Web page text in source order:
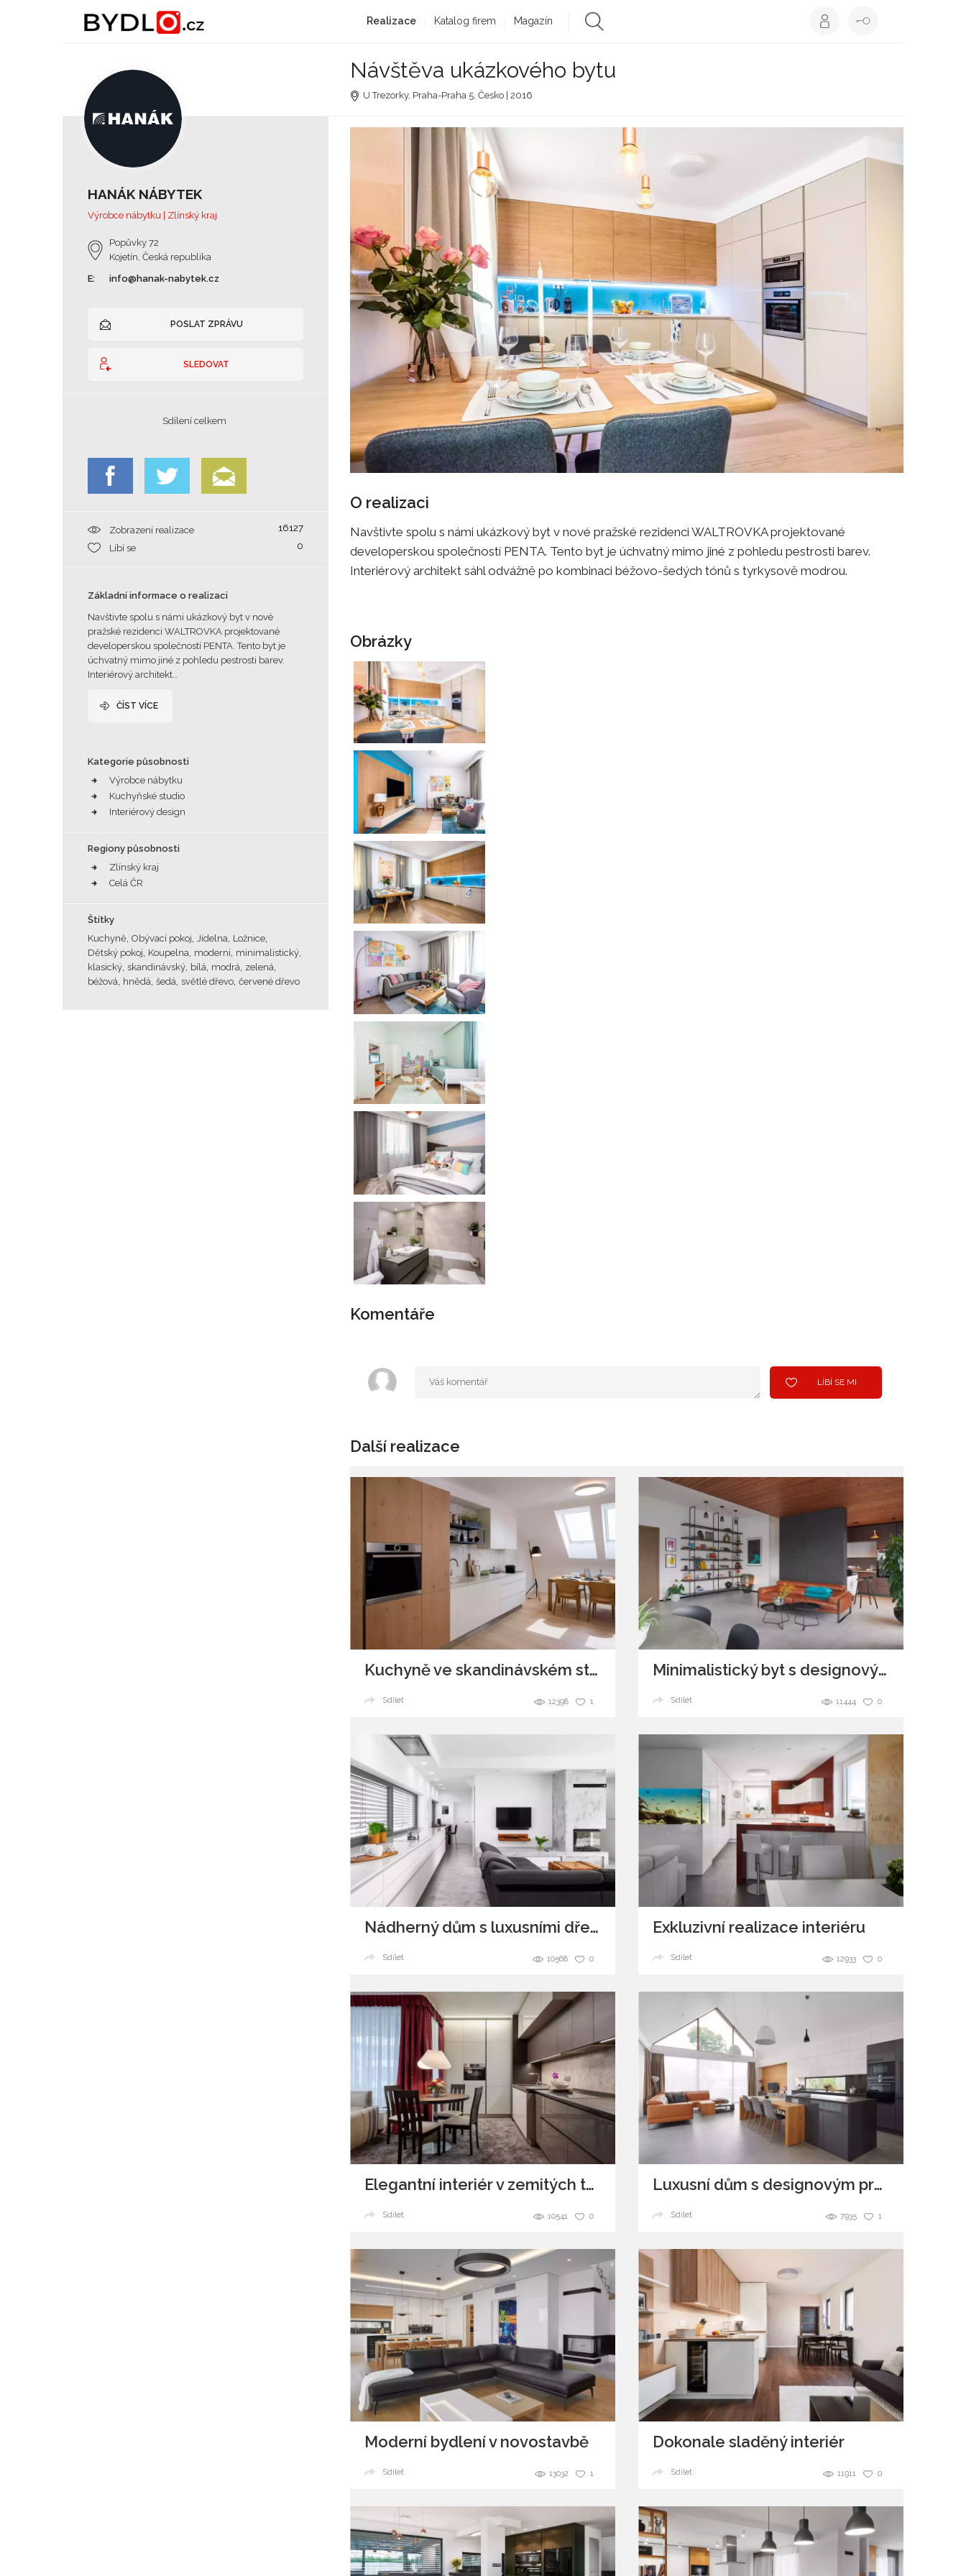
Realizace Katalog firem Magazín
Návštěva ukázkového bytu
U Trezorky, Praha-Praha 5, Česko | 2016
HANÁK NÁBYTEK
Výrobce nábytku | Zlínský kraj
Popůvky 72
Kojetín, Česká republika
E:
info@hanak-nabytek.cz
POSLAT ZPRÁVU
SLEDOVAT
Sdílení celkem
Zobrazení realizace
16127
Líbí se
0
Základní informace o realizaci
Navštivte spolu s námi ukázkový byt v nové
pražské rezidenci WALTROVKA projektované
developerskou společností PENTA. Tento byt je
úchvatný mimo jiné z pohledu pestrosti barev.
Interiérový architekt…
ČÍST VÍCE
Kategorie působnosti
Výrobce nábytku
Kuchyňské studio
Interiérový design
Regiony působnosti
Zlínský kraj
Celá ČR
Štítky
Kuchyně Obývací pokoj Jídelna Ložnice
Dětský pokoj Koupelna moderní minimalistický
klasický skandinávský bílá modrá zelená
béžová hnědá šedá světlé dřevo červené dřevo
O realizaci
Navštivte spolu s námi ukázkový byt v nové pražské rezidenci WALTROVKA projektované
developerskou společností PENTA. Tento byt je úchvatný mimo jiné z pohledu pestrosti barev.
Interiérový architekt sáhl odvážně po kombinaci béžovo-šedých tónů s tyrkysově modrou.
Obrázky
Komentáře
LÍBÍ SE MI
Další realizace
Kuchyně ve skandinávském stylu
1
12398
Sdílet
Minimalistický byt s designovými prvky
0
11444
Sdílet
Nádherný dům s luxusními dřevinami
0
10568
Sdílet
Exkluzivní realizace interiéru
0
12933
Sdílet
Elegantní interiér v zemitých tónech
0
10541
Sdílet
Luxusní dům s designovým prosklením
1
7935
Sdílet
Moderní bydlení v novostavbě
1
13032
Sdílet
Dokonale sladěný interiér
0
11911
Sdílet